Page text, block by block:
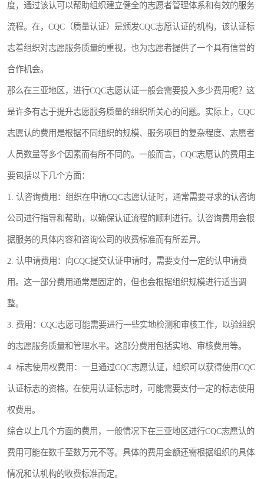
度，通过该认可以帮助组织建立健全的志愿者管理体系和有效的服务
流程。在，CQC（质量认证）是颁发CQC志愿认证的机构，该认证标
志着组织对志愿服务质量的重视，也为志愿者提供了一个具有信誉的
合作机会。
那么在三亚地区，进行CQC志愿认证一般会需要投入多少费用呢？这
是许多有志于提升志愿服务质量的组织所关心的问题。实际上，CQC
志愿认的费用是根据不同组织的规模、服务项目的复杂程度、志愿者
人员数量等多个因素而有所不同的。一般而言，CQC志愿认的费用主
要包括以下几个方面：
1. 认咨询费用：组织在申请CQC志愿认证时，通常需要寻求的认咨询
公司进行指导和帮助，以确保认证流程的顺利进行。认咨询费用会根
据服务的具体内容和咨询公司的收费标准而有所差异。
2. 认申请费用：向CQC提交认证申请时，需要支付一定的认申请费
用。这一部分费用通常是固定的，但也会根据组织规模进行适当调
整。
3. 费用：CQC志愿可能需要进行一些实地检测和审核工作，以验组织
的志愿服务质量和管理水平。这部分费用包括实地、审核费用等。
4. 标志使用权费用：一旦通过CQC志愿认证，组织可以获得使用CQC
认证标志的资格。在使用认证标志时，可能需要支付一定的标志使用
权费用。
综合以上几个方面的费用，一般情况下在三亚地区进行CQC志愿认的
费用可能在数千至数万元不等。具体的费用金额还需根据组织的具体
情况和认机构的收费标准而定。